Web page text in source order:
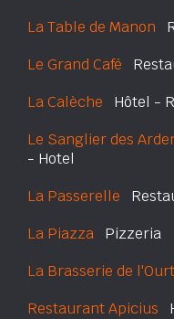
La Table de Manon
Le Grand Café
La Calèche Hôtel -
Le Sanglier des
- Hotel
La Passerelle
La Piazza Pizzeria
La Brasserie de
Restaurant Apicius